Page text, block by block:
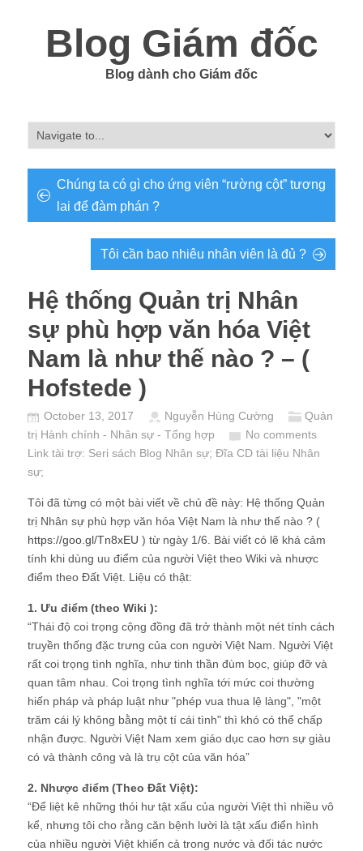
Blog Giám đốc
Blog dành cho Giám đốc
Chúng ta có gì cho ứng viên “rường cột” tương
lai để đàm phán ?
Tôi cần bao nhiêu nhân viên là đủ ?
Hệ thống Quản trị Nhân
sự phù hợp văn hóa Việt
Nam là như thế nào ? – (
Hofstede )
October 13, 2017 Nguyễn Hùng Cường
Quản
trị Hành chính - Nhân sự - Tổng hợp
No comments
Link tài trợ: Seri sách Blog Nhân sự; Đĩa CD tài liệu Nhân
sự;
Tôi đã từng có một bài viết về chủ đề này: Hệ thống Quản
trị Nhân sự phù hợp văn hóa Việt Nam là như thế nào ? (
https://goo.gl/Tn8xEU ) từ ngày 1/6. Bài viết có lẽ khá cảm
tính khi dùng uu điểm của người Việt theo Wiki và nhược
điểm theo Đất Việt. Liệu có thật:
1. Ưu điểm (theo Wiki ):
“Thái độ coi trọng cộng đồng đã trở thành một nét tính cách
truyền thống đặc trưng của con người Việt Nam. Người Việt
rất coi trọng tình nghĩa, như tinh thần đùm bọc, giúp đỡ và
quan tâm nhau. Coi trọng tình nghĩa tới mức coi thường
hiến pháp và pháp luật như "phép vua thua lệ làng", "một
trăm cái lý không bằng một tí cái tình" thì khó có thể chấp
nhận được. Người Việt Nam xem giáo dục cao hơn sự giàu
có và thành công và là trụ cột của văn hóa”
2. Nhược điểm (Theo Đất Việt):
“Để liệt kê những thói hư tật xấu của người Việt thì nhiều vô
kể, nhưng tôi cho rằng căn bệnh lười là tật xấu điển hình
của nhiều người Việt khiến cả trong nước và đối tác nước